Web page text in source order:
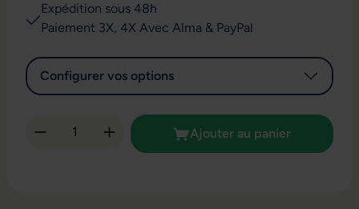
Expédition sous 48h
Paiement 3X, 4X Avec Alma & PayPal
Configurer vos options
Quantité de produit : Entrez la quantité
Ajouter au panier